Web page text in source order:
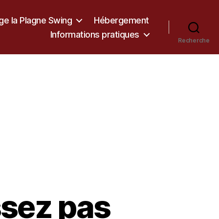
la Plagne Swing
Hébergement
Informations pratiques
Recherche
pas